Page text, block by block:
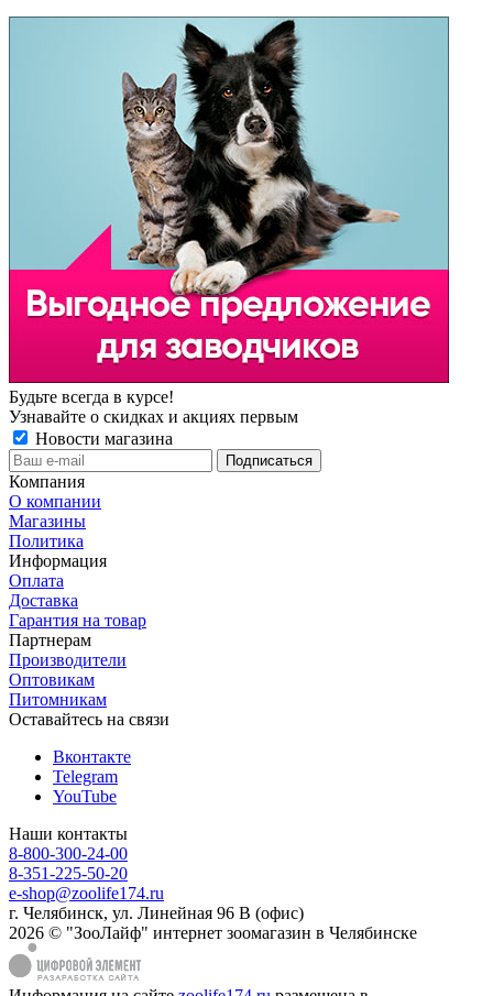
Будьте всегда в курсе!
Узнавайте о скидках и акциях первым
Новости магазина
Компания
О компании
Магазины
Политика
Информация
Оплата
Доставка
Гарантия на товар
Партнерам
Производители
Оптовикам
Питомникам
Оставайтесь на связи
Вконтакте
Telegram
YouTube
Наши контакты
8-800-300-24-00
8-351-225-50-20
e-shop@zoolife174.ru
г. Челябинск, ул. Линейная 96 В (офис)
2026 © "ЗооЛайф" интернет зоомагазин в Челябинске